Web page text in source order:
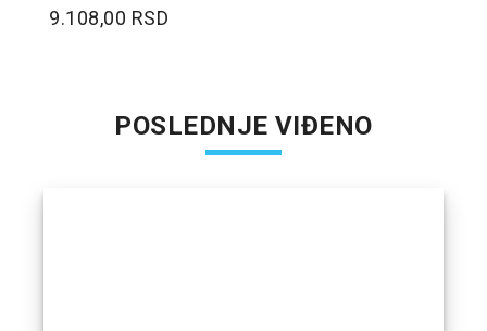
9.108,00 RSD
POSLEDNJE VIĐENO